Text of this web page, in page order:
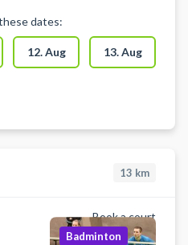
er
dates:
12. Aug 13. Aug
13 km
Book a court
Badminton